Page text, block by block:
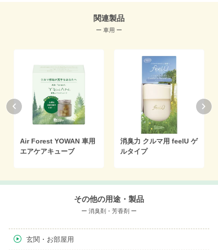
関連製品
ー 車用 ー
Air Forest YOWAN 車用
エアケアキューブ
消臭力 クルマ用 feelU ゲ
ルタイプ
その他の用途・製品
ー 消臭剤・芳香剤 ー
玄関・お部屋用